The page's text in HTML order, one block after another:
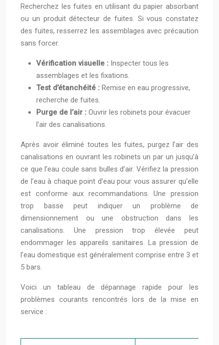
Recherchez les fuites en utilisant du papier absorbant
ou un produit détecteur de fuites. Si vous constatez
des fuites, resserrez les assemblages avec précaution
sans forcer.
Vérification visuelle : Inspecter tous les
assemblages et les fixations.
Test d’étanchéité : Remise en eau progressive,
recherche de fuites.
Purge de l’air : Ouvrir les robinets pour évacuer
l’air des canalisations.
Après avoir éliminé toutes les fuites, purgez l’air des
canalisations en ouvrant les robinets un par un jusqu’à
ce que l’eau coule sans bulles d’air. Vérifiez la pression
de l’eau à chaque point d’eau pour vous assurer qu’elle
est conforme aux recommandations. Une pression
trop basse peut indiquer un problème de
dimensionnement ou une obstruction dans les
canalisations. Une pression trop élevée peut
endommager les appareils sanitaires. La pression de
l’eau domestique est généralement comprise entre 3 et
5 bars.
Voici un tableau de dépannage rapide pour les
problèmes courants rencontrés lors de la mise en
service :